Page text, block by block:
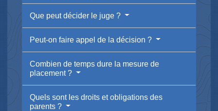
Que peut décider le juge ?
Peut-on faire appel de la décision ?
Combien de temps dure la mesure de
placement ?
Quels sont les droits et obligations des
parents ?